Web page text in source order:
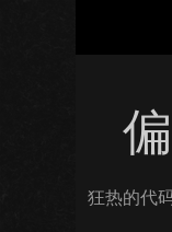
狂热的代